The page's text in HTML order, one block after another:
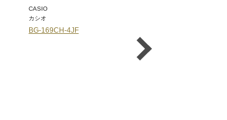
CASIO
カシオ
BG-169CH-4JF